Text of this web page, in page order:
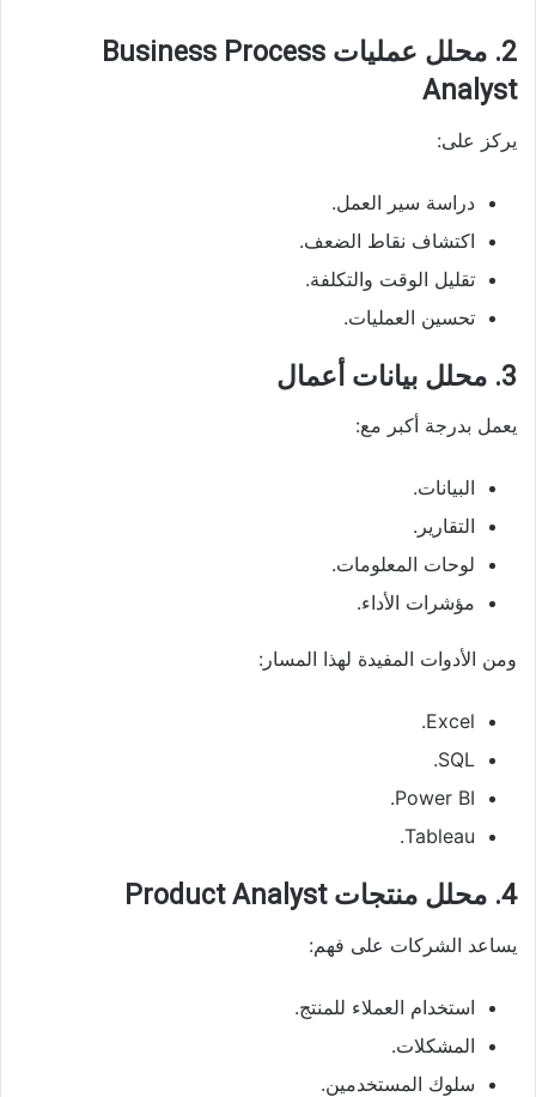
2. محلل عمليات Business Process
Analyst
يركز على:
دراسة سير العمل.
اكتشاف نقاط الضعف.
تقليل الوقت والتكلفة.
تحسين العمليات.
3. محلل بيانات أعمال
يعمل بدرجة أكبر مع:
البيانات.
التقارير.
لوحات المعلومات.
مؤشرات الأداء.
ومن الأدوات المفيدة لهذا المسار:
Excel.
SQL.
Power BI.
Tableau.
4. محلل منتجات Product Analyst
يساعد الشركات على فهم:
استخدام العملاء للمنتج.
المشكلات.
سلوك المستخدمين.